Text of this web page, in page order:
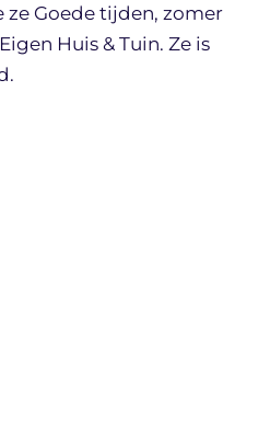
ze Goede tijden, zomer
Huis & Tuin. Ze is